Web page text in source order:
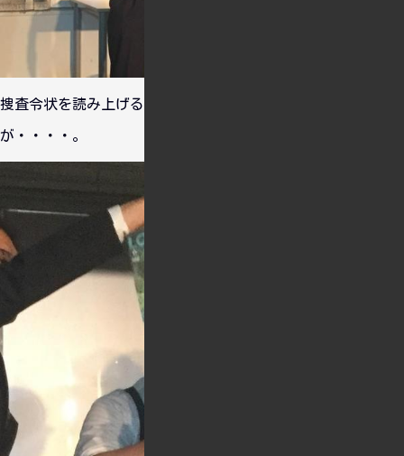
捜査令状を読み上げる刑事。途中からなんかへんなせりふ
が・・・・。